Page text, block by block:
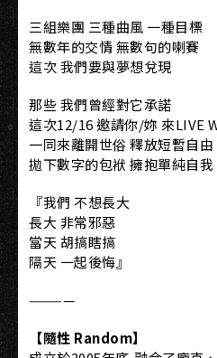
三組樂團 三種曲風 一種目標
無數年的交情 無數句的喇賽
這次 我們要與夢想兌現
那些 我們曾經對它承諾
這次12/16 邀請你/妳 來LIVE
一同來離開世俗 釋放短暫自由
拋下數字的包袱 擁抱單純自我
『我們 不想長大
長大 非常邪惡
當天 胡搞瞎搞
隔天 一起後悔』
————
【隨性 Random】